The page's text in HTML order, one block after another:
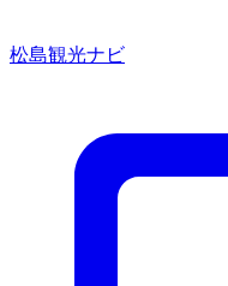
松島観光ナビ